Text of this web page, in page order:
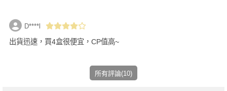
D****l
出貨迅速，買4盒很便宜，CP值高~
所有評論(10)